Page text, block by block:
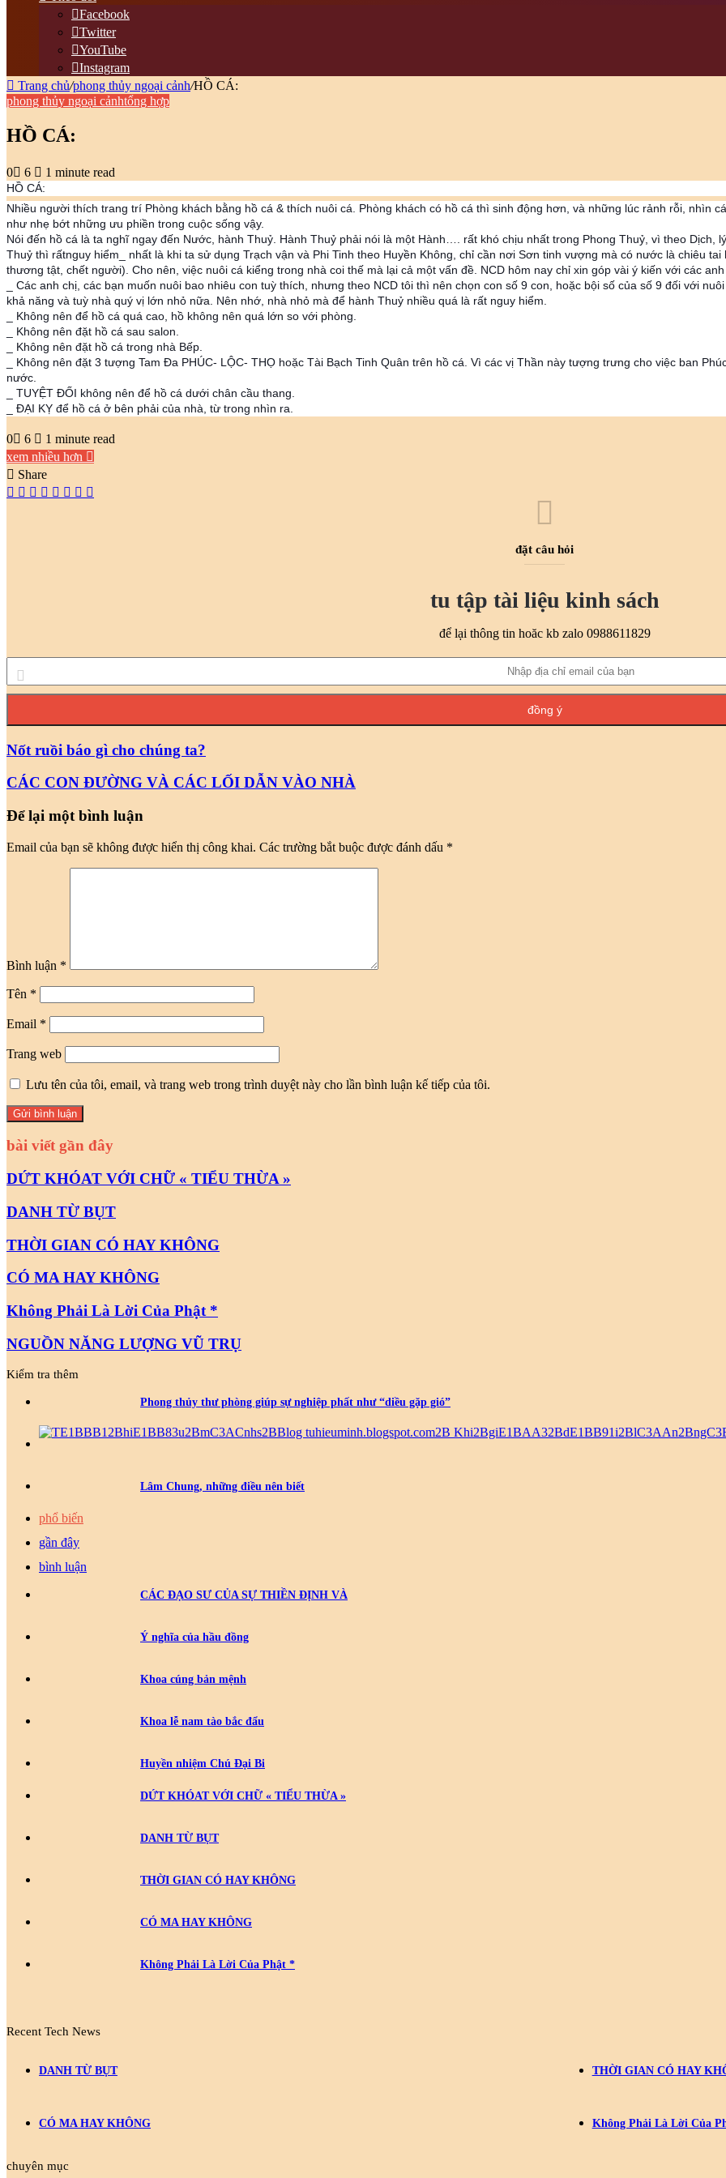
ngẫu
nhiên Facebook
Twitter
YouTube
Instagram
Trang chủ/phong thủy ngoại cảnh/HỒ CÁ:
phong thủy ngoại cảnhtổng hợp
HỒ CÁ:
0 6 1 minute read
HỒ CÁ:
Nhiều người thích trang trí Phòng khách bằng hồ cá & thích nuôi cá. Phòng khách có hồ cá thì sinh động hơn, và những lúc rảnh rỗi, nhìn
như nhẹ bớt những ưu phiền trong cuộc sống vậy.
Nói đến hồ cá là ta nghĩ ngay đến Nước, hành Thuỷ. Hành Thuỷ phải nói là một Hành…. rất khó chịu nhất trong Phong Thuỷ, vì theo Dịch,
Thuỷ thì rấtnguy hiểm_ nhất là khi ta sử dụng Trạch vận và Phi Tinh theo Huyền Không, chỉ cần nơi Sơn tinh vượng mà có nước là chiêu
thương tật, chết người). Cho nên, việc nuôi cá kiểng trong nhà coi thế mà lại cả một vấn đề. NCD hôm nay chỉ xin góp vài ý kiến với các
_ Các anh chị, các bạn muốn nuôi bao nhiêu con tuỳ thích, nhưng theo NCD tôi thì nên chọn con số 9 con, hoặc bội số của số 9 đối với
khả năng và tuỳ nhà quý vị lớn nhỏ nữa. Nên nhớ, nhà nhỏ mà để hành Thuỷ nhiều quá là rất nguy hiểm.
_ Không nên để hồ cá quá cao, hồ không nên quá lớn so với phòng.
_ Không nên đặt hồ cá sau salon.
_ Không nên đặt hồ cá trong nhà Bếp.
_ Không nên đặt 3 tượng Tam Đa PHÚC- LỘC- THỌ hoặc Tài Bạch Tinh Quân trên hồ cá. Vì các vị Thần này tượng trưng cho việc ban
nước.
_ TUYỆT ĐỐI không nên để hồ cá dưới chân cầu thang.
_ ĐẠI KỴ để hồ cá ở bên phải của nhà, từ trong nhìn ra.
0 6
1 minute read
xem nhiều hơn
Share
Facebook
Twitter
LinkedIn
Pinterest
Messenger
Messenger
WhatsApp
đặt câu hỏi
tu tập tài liệu kinh sách
để lại thông tin hoăc kb zalo 0988611829
địa
chỉ
của
Nốt ruồi báo gì cho chúng ta?
CÁC CON ĐƯỜNG VÀ CÁC LỐI DẪN VÀO NHÀ
Để lại một bình luận
Email của bạn sẽ không được hiển thị công khai. Các trường bắt buộc được đánh dấu *
Bình luận *
Tên *
Email *
Trang web
Lưu tên của tôi, email, và trang web trong trình duyệt này cho lần bình luận kế tiếp của tôi.
bài viết gần đây
DỨT KHÓAT VỚI CHỮ « TIỂU THỪA »
DANH TỪ BỤT
THỜI GIAN CÓ HAY KHÔNG
CÓ MA HAY KHÔNG
Không Phải Là Lời Của Phật *
NGUỒN NĂNG LƯỢNG VŨ TRỤ
Kiểm tra thêm
Phong thủy thư phòng giúp sự nghiệp phất như “diều gặp gió”
Lâm Chung, những điều nên biết
phổ biến
gần đây
bình luận
CÁC ĐẠO SƯ CỦA SỰ THIỀN ĐỊNH VÀ
Ý nghĩa của hầu đồng
Khoa cúng bản mệnh
Khoa lễ nam tào bắc đẩu
Huyền nhiệm Chú Đại Bi
DỨT KHÓAT VỚI CHỮ « TIỂU THỪA »
DANH TỪ BỤT
THỜI GIAN CÓ HAY KHÔNG
CÓ MA HAY KHÔNG
Không Phải Là Lời Của Phật *
Recent Tech News
DANH TỪ BỤT THỜI GIAN CÓ HAY
CÓ MA HAY KHÔNG Không Phải Là Lời Của
chuyên mục